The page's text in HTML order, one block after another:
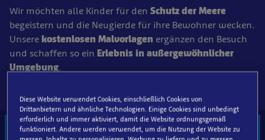
Wir möchten alle Kinder für den Schutz der Meere
begeistern und die Neugierde für ihre Bewohner wecken.
Unsere kostenlosen Malvorlagen ergänzen den Besuch
und schaffen so ein Erlebnis in außergewöhnlicher
Umgebung.
Schul- & Kitaticket
Schul- & Kitaticket inkl.
Themenführung
Diese Website verwendet Cookies, einschließlich Cookies von
Drittanbietern und ähnliche Technologien. Einige Cookies sind unbedingt
erforderlich und immer aktiviert, damit die Website ordnungsgemäß
funktioniert. Andere werden verwendet, um die Nutzung der Website zu